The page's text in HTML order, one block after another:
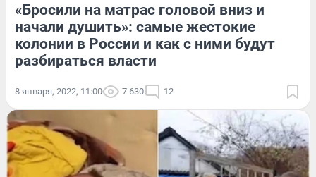
«Бросили на матрас головой вниз и
начали душить»: самые жестокие
колонии в России и как с ними будут
разбираться власти
8 января, 2022, 11:00 7 630 12